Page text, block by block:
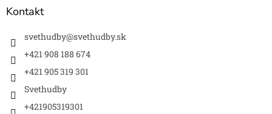
Kontakt
svethudby@svethudby.sk
+421 908 188 674
+421 905 319 301
Svethudby
+421905319301